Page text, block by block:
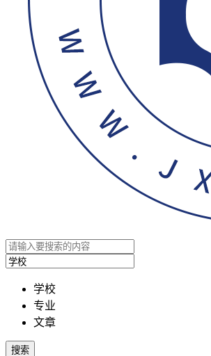
学校
专业
文章
搜索